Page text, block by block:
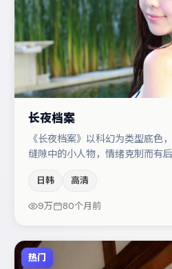
长夜档案
《长夜档案》以科幻为类型底色
缝隙中的小人物，情绪克制而有
容包括木村拓哉、亚当·德赖弗、
呼应，适合喜欢抠台词与伏笔的
合周末一口气追完。
日韩 高清
9万 80个月前
热门